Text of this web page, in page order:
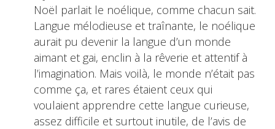
Noël parlait le noélique, comme chacun sait.
Langue mélodieuse et traînante, le noélique
aurait pu devenir la langue d’un monde
aimant et gai, enclin à la rêverie et attentif à
l’imagination. Mais voilà, le monde n’était pas
comme ça, et rares étaient ceux qui
voulaient apprendre cette langue curieuse,
assez difficile et surtout inutile, de l’avis de